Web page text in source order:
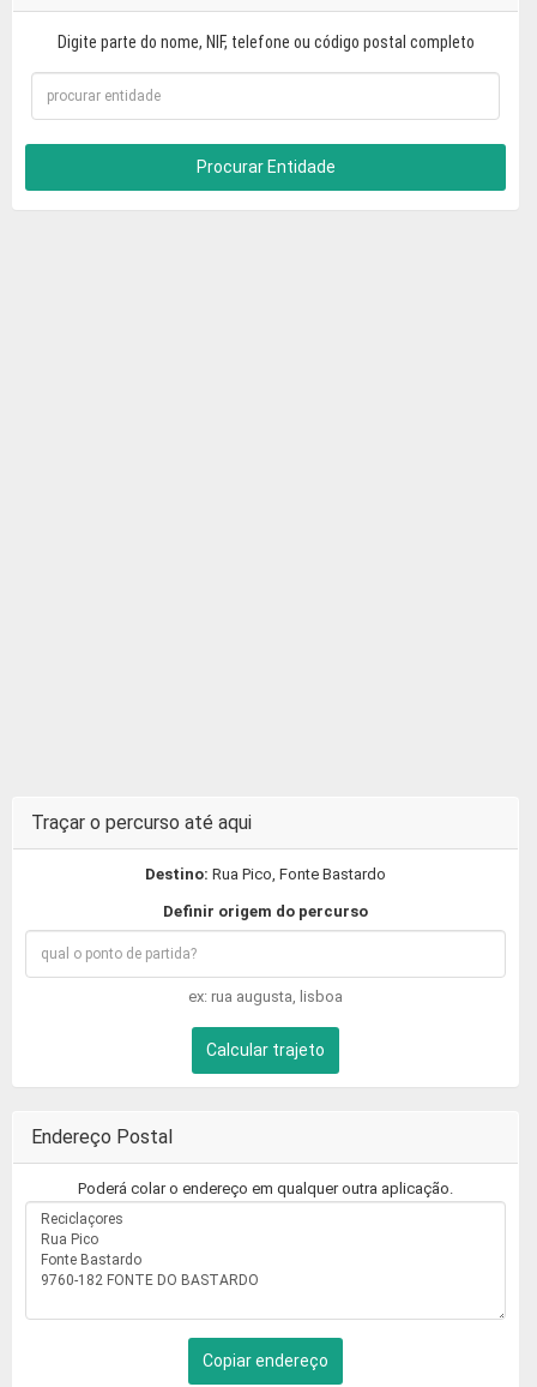
Digite parte do nome, NIF, telefone ou código postal completo
Procurar Entidade
Traçar o percurso até aqui
Destino: Rua Pico, Fonte Bastardo
Definir origem do percurso
ex: rua augusta, lisboa
Calcular trajeto
Endereço Postal
Poderá colar o endereço em qualquer outra aplicação.
Copiar endereço